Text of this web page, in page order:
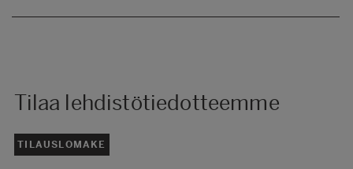
Tilaa lehdistötiedotteemme
TILAUSLOMAKE